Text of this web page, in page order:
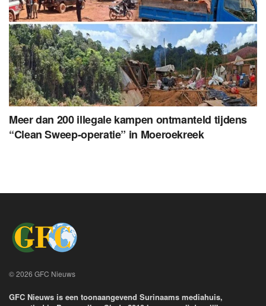
Meer dan 200 illegale kampen ontmanteld tijdens
“Clean Sweep-operatie” in Moeroekreek
© 2026 GFC Nieuws
GFC Nieuws is een toonaangevend Surinaams mediahuis,